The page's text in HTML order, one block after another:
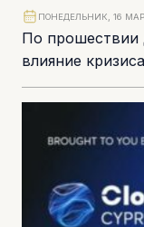
По прошествии
влияние
заметно.
рассматривает
ПОНЕДЕЛЬНИК, 16